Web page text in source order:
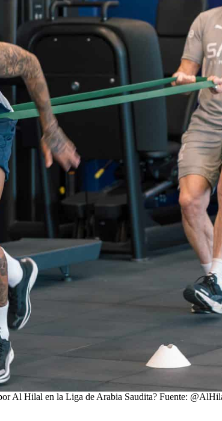
Al Hilal en la Liga de Arabia Saudita? Fuente: